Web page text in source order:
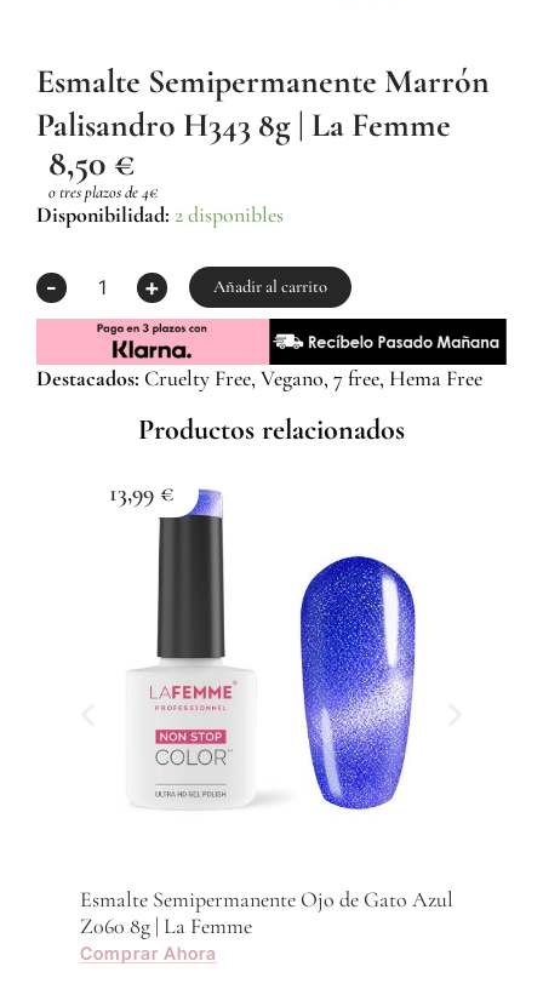
Esmalte Semipermanente Marrón
Palisandro H343 8g | La Femme
8,50 €
o tres plazos de 4€
Disponibilidad: 2 disponibles
-
Esmalte
Palisandro
H343
La
+ Añadir al carrito
Destacados: Cruelty Free, Vegano, 7 free, Hema Free
Productos relacionados
13,99 €
Esmalte Semipermanente Ojo de Gato Azul
Z060 8g | La Femme
Comprar Ahora